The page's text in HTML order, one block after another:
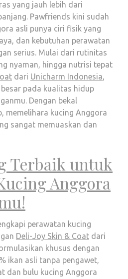
yang jauh lebih dari
Pawfriends kini sudah
asli punya ciri fisik yang
dan kebutuhan perawatan
serius. Mulai dari rutinitas
nyaman, hingga nutrisi tepat
dari Unicharm Indonesia,
pada kualitas hidup
Dengan bekal
memelihara kucing Anggora
sangat memuaskan dan
Terbaik untuk
Anggora
perawatan kucing
Deli-Joy Skin & Coat dari
khusus dengan
ikan asli tanpa pengawet,
dan bulu kucing Anggora